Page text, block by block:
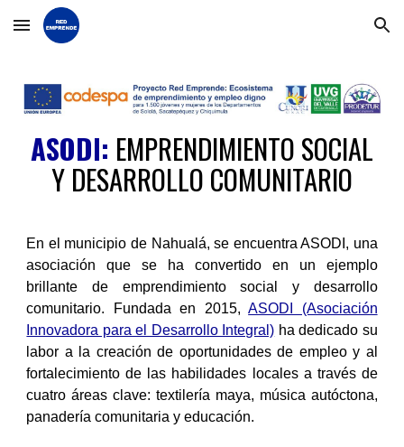
Skip to main content Skip to navigation
ASODI: EMPRENDIMIENTO SOCIAL
Y DESARROLLO COMUNITARIO
En el municipio de Nahualá, se encuentra ASODI, una
asociación que se ha convertido en un ejemplo
brillante de emprendimiento social y desarrollo
comunitario. Fundada en 2015,ASODI (Asociación
Innovadora para el Desarrollo Integral) ha dedicado su
labor a la creación de oportunidades de empleo y al
fortalecimiento de las habilidades locales a través de
cuatro áreas clave: textilería maya, música autóctona,
panadería comunitaria y educación.